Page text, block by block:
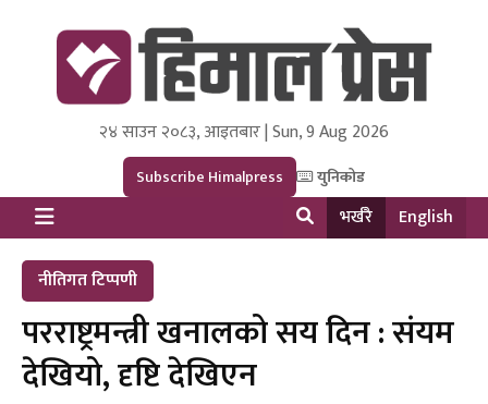
Himal Press
Dot NewsyNepal Media and Research Pvt Ltd.
२४ साउन २०८३, आइतबार | Sun, 9 Aug 2026
Subscribe Himalpress युनिकोड
भर्खरै English
नीतिगत टिप्पणी
परराष्ट्रमन्त्री खनालको सय दिन : संयम
देखियो, दृष्टि देखिएन